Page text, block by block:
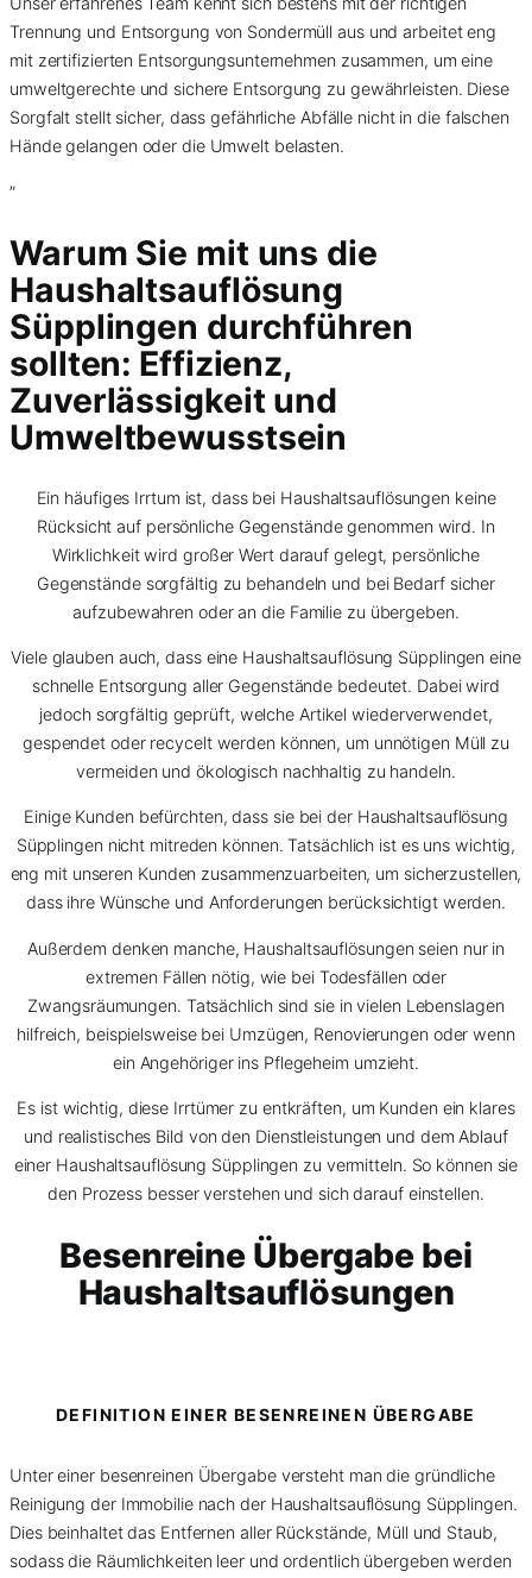
Trennung und Entsorgung von Sondermüll aus und arbeitet eng
mit zertifizierten Entsorgungsunternehmen zusammen, um eine
umweltgerechte und sichere Entsorgung zu gewährleisten. Diese
Sorgfalt stellt sicher, dass gefährliche Abfälle nicht in die falschen
Hände gelangen oder die Umwelt belasten.
”
Warum Sie mit uns die
Haushaltsauflösung
Süpplingen durchführen
sollten: Effizienz,
Zuverlässigkeit und
Umweltbewusstsein
Ein häufiges Irrtum ist, dass bei Haushaltsauflösungen keine
Rücksicht auf persönliche Gegenstände genommen wird. In
Wirklichkeit wird großer Wert darauf gelegt, persönliche
Gegenstände sorgfältig zu behandeln und bei Bedarf sicher
aufzubewahren oder an die Familie zu übergeben.
Viele glauben auch, dass eine Haushaltsauflösung Süpplingen eine
schnelle Entsorgung aller Gegenstände bedeutet. Dabei wird
jedoch sorgfältig geprüft, welche Artikel wiederverwendet,
gespendet oder recycelt werden können, um unnötigen Müll zu
vermeiden und ökologisch nachhaltig zu handeln.
Einige Kunden befürchten, dass sie bei der Haushaltsauflösung
Süpplingen nicht mitreden können. Tatsächlich ist es uns wichtig,
eng mit unseren Kunden zusammenzuarbeiten, um sicherzustellen,
dass ihre Wünsche und Anforderungen berücksichtigt werden.
Außerdem denken manche, Haushaltsauflösungen seien nur in
extremen Fällen nötig, wie bei Todesfällen oder
Zwangsräumungen. Tatsächlich sind sie in vielen Lebenslagen
hilfreich, beispielsweise bei Umzügen, Renovierungen oder wenn
ein Angehöriger ins Pflegeheim umzieht.
Es ist wichtig, diese Irrtümer zu entkräften, um Kunden ein klares
und realistisches Bild von den Dienstleistungen und dem Ablauf
einer Haushaltsauflösung Süpplingen zu vermitteln. So können sie
den Prozess besser verstehen und sich darauf einstellen.
Besenreine Übergabe bei
Haushaltsauflösungen
DEFINITION EINER BESENREINEN ÜBERGABE
Unter einer besenreinen Übergabe versteht man die gründliche
Reinigung der Immobilie nach der Haushaltsauflösung Süpplingen.
Dies beinhaltet das Entfernen aller Rückstände, Müll und Staub,
sodass die Räumlichkeiten leer und ordentlich übergeben werden